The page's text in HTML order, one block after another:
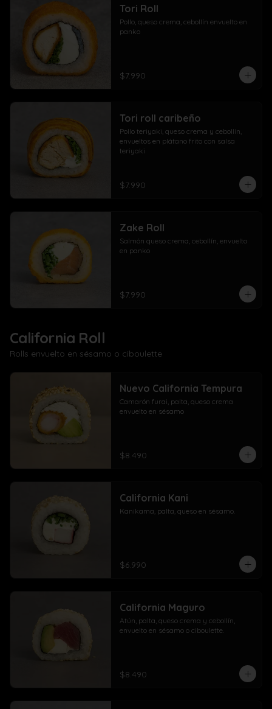
Tori Roll
Pollo, queso crema, cebollín envuelto en
panko
$7.990
Tori roll caribeño
Pollo teriyaki, queso crema y cebollín,
envueltos en plátano frito con salsa
teriyaki
$7.990
Zake Roll
Salmón queso crema, cebollín, envuelto
en panko
$7.990
California Roll
Rolls envuelto en sésamo o ciboulette
Nuevo California Tempura
Camarón furai, palta, queso crema
envuelto en sésamo
$8.490
California Kani
Kanikama, palta, queso en sésamo.
$6.990
California Maguro
Atún, palta, queso crema y cebollín,
envuelto en sésamo o ciboulette.
$8.490